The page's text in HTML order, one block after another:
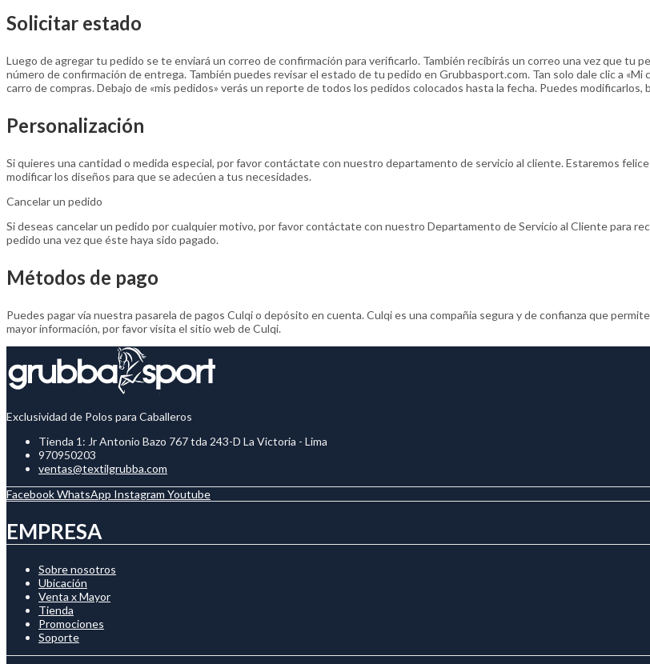
Solicitar estado
Luego de agregar tu pedido se te enviará un correo de confirmación para verificarlo. También recibirás un correo una vez que tu
número de confirmación de entrega. También puedes revisar el estado de tu pedido en Grubbasport.com. Tan solo dale clic a
carro de compras. Debajo de «mis pedidos» verás un reporte de todos los pedidos colocados hasta la fecha. Puedes modificarlos,
Personalización
Si quieres una cantidad o medida especial, por favor contáctate con nuestro departamento de servicio al cliente. Estaremos
modificar los diseños para que se adecúen a tus necesidades.
Cancelar un pedido
Si deseas cancelar un pedido por cualquier motivo, por favor contáctate con nuestro Departamento de Servicio al Cliente para
pedido una vez que éste haya sido pagado.
Métodos de pago
Puedes pagar vía nuestra pasarela de pagos Culqi o depósito en cuenta. Culqi es una compañia segura y de confianza que
mayor información, por favor visita el sitio web de Culqi.
Exclusividad de Polos para Caballeros
Tienda 1: Jr Antonio Bazo 767 tda 243-D La Victoria - Lima
970950203
ventas@textilgrubba.com
FacebookWhatsApp Instagram Youtube
EMPRESA
Sobre nosotros
Ubicación
Venta x Mayor
Tienda
Promociones
Soporte